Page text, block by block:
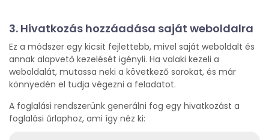
3. Hivatkozás hozzáadása saját weboldalra
Ez a módszer egy kicsit fejlettebb, mivel saját weboldalt és
annak alapvető kezelését igényli. Ha valaki kezeli a
weboldalát, mutassa neki a következő sorokat, és már
könnyedén el tudja végezni a feladatot.
A foglalási rendszerünk generálni fog egy hivatkozást a
foglalási űrlaphoz, ami így néz ki: